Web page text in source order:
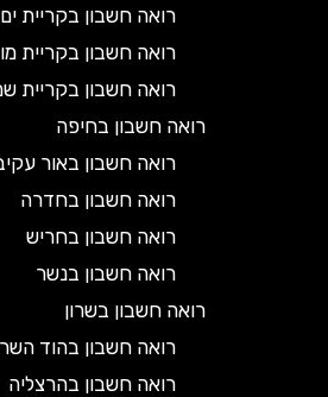
רואה חשבון בקריית ים
רואה חשבון בקריית מוצקין
רואה חשבון בקריית שמונה
רואה חשבון בחיפה
רואה חשבון באור עקיבא
רואה חשבון בחדרה
רואה חשבון בחריש
רואה חשבון בנשר
רואה חשבון בשרון
רואה חשבון בהוד השרון
רואה חשבון בהרצליה